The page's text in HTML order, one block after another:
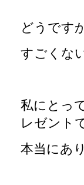
どうです
すごくな
私にとっ
レゼント
本当にあ